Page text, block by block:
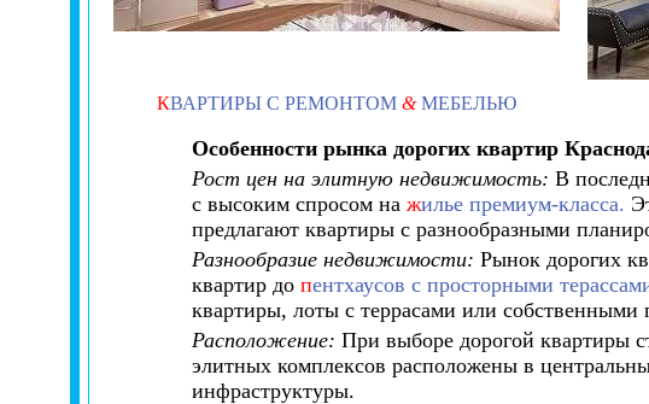
КВАРТИРЫ С РЕМОНТОМ &МЕБЕЛЬЮ
Особенности рынка дорогих квартир
Рост цен на элитную недвижимость: В
с высоким спросом на жилье премиум-класса.
предлагают квартиры с разнообразными
Разнообразие недвижимости: Рынок дорогих
квартир до пентхаусов с просторными
квартиры, лоты с террасами или собственными
Расположение: При выборе дорогой квартиры
элитных комплексов расположены в
инфраструктуры.